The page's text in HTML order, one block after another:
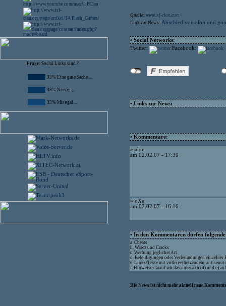
Frage: Social Links sind ?
33% Eine gute Sache ...
33% Nervig ...
33% Mir egal ...
Quelle: www.isf-clan.com
Link zur News: Abschied von alon und
• Social Networks:
Twitter:
Facebook:
• Links zur News:
• Kommentare:
» alon
am 02.02.07 - 17:30
» oXe
am 02.02.07 - 16:16
• In den Kommentaren dürfen
a. Cheats
b. Warez und Cracks
c. Werbung jeglicher Art
d. Beleidigungen oder Verleumdungen einzelner
e. Links/Texte mit volksverhetzendem,
f. Hinweise darauf wo das unter a) b) d) und e)
Die News ist nicht mehr aktuell neue